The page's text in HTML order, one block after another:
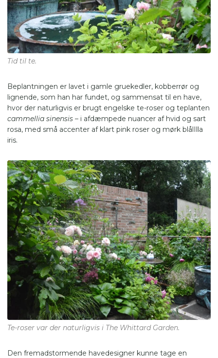
Tid til te.
Beplantningen er lavet i gamle gruekedler, kobberrør og
lignende, som han har fundet, og sammensat til en have,
hvor der naturligvis er brugt engelske te-roser og teplanten
cammellia sinensis – i afdæmpede nuancer af hvid og sart
rosa, med små accenter af klart pink roser og mørk blålIlla
iris.
Te-roser var der naturligvis i The Whittard Garden.
Den fremadstormende havedesigner kunne tage en